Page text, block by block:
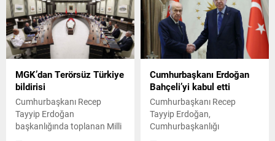
MGK’dan Terörsüz Türkiye
bildirisi
Cumhurbaşkanı Recep
Tayyip Erdoğan
başkanlığında toplanan Milli
Güvenlik Kurulu'nun
Cumhurbaşkanı Erdoğan
Bahçeli’yi kabul etti
Cumhurbaşkanı Recep
Tayyip Erdoğan,
Cumhurbaşkanlığı
Külliyesi'nde MHP Genel